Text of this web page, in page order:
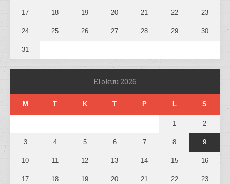
17 18 19 20 21 22 23
24 25 26 27 28 29 30
31
Elokuu 2026
M T K T P L S
1 2
3 4 5 6 7 8 9
10 11 12 13 14 15 16
17 18 19 20 21 22 23